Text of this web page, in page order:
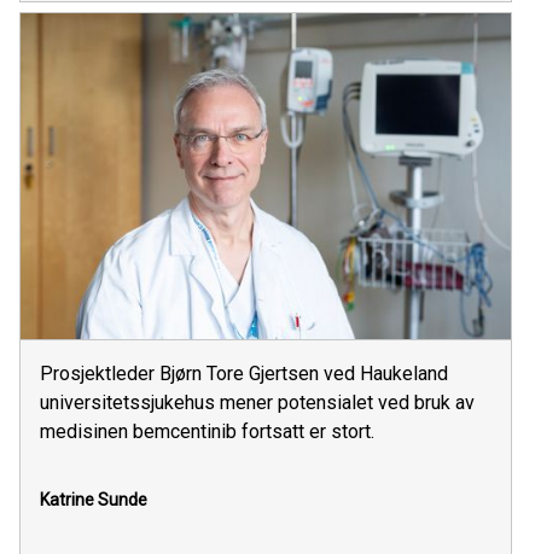
Prosjektleder Bjørn Tore Gjertsen ved Haukeland
universitetssjukehus mener potensialet ved bruk av
medisinen bemcentinib fortsatt er stort.
Katrine Sunde